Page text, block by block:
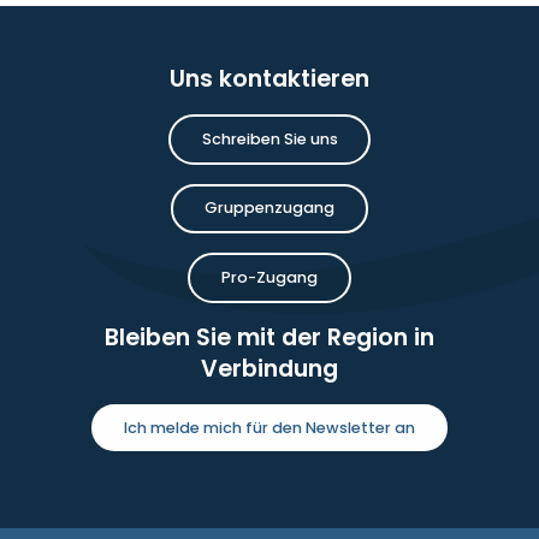
Uns kontaktieren
Schreiben Sie uns
Gruppenzugang
Pro-Zugang
Bleiben Sie mit der Region in
Verbindung
Ich melde mich für den Newsletter an